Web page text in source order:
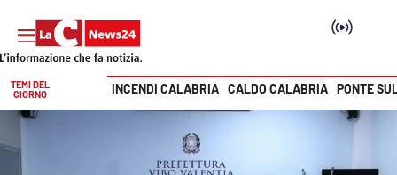
Vai
TEMI DEL
GIORNO
INCENDI CALABRIA CALDO CALABRIA PONTE